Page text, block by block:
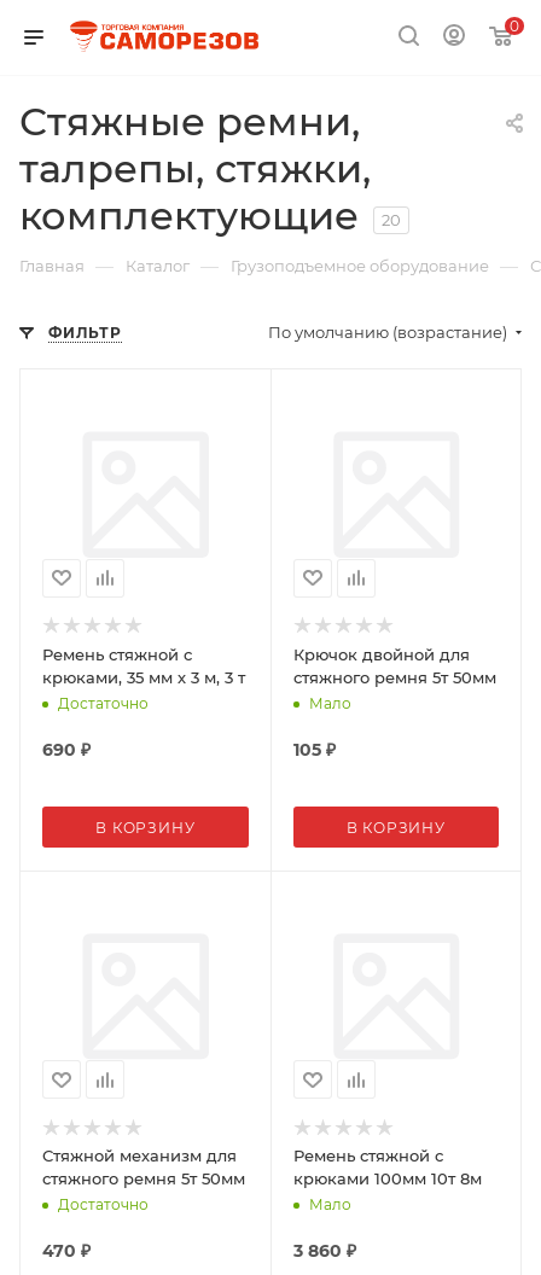
0
Стяжные ремни,
талрепы, стяжки,
комплектующие
20
Главная — Каталог — Грузоподъемное оборудование —
ФИЛЬТР По умолчанию (возрастание)
Ремень стяжной с
крюками, 35 мм х 3 м, 3 т
Достаточно
690 ₽
В КОРЗИНУ
Крючок двойной для
стяжного ремня 5т 50мм
Мало
105₽
В КОРЗИНУ
Стяжной механизм для
стяжного ремня 5т 50мм
Достаточно
470 ₽
Ремень стяжной с
крюками 100мм 10т 8м
Мало
3 860 ₽